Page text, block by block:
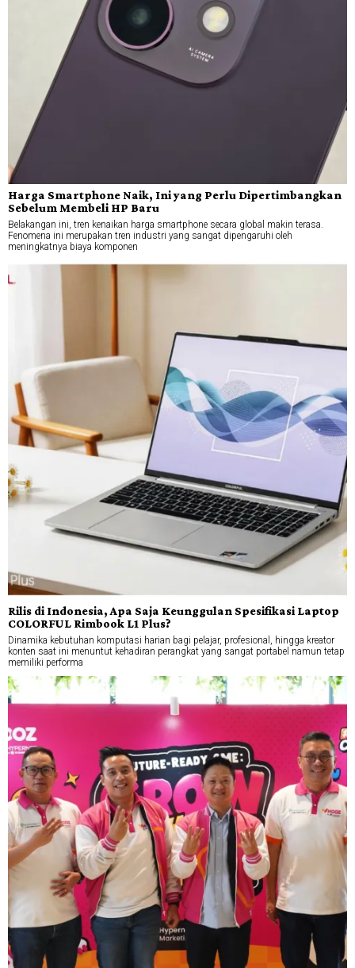
Harga Smartphone Naik, Ini yang Perlu Dipertimbangkan
Sebelum Membeli HP Baru
Belakangan ini, tren kenaikan harga smartphone secara global makin terasa.
Fenomena ini merupakan tren industri yang sangat dipengaruhi oleh
meningkatnya biaya komponen
Rilis di Indonesia, Apa Saja Keunggulan Spesifikasi Laptop
COLORFUL Rimbook L1 Plus?
Dinamika kebutuhan komputasi harian bagi pelajar, profesional, hingga kreator
konten saat ini menuntut kehadiran perangkat yang sangat portabel namun tetap
memiliki performa